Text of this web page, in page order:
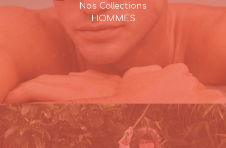
Nos Collections
HOMMES